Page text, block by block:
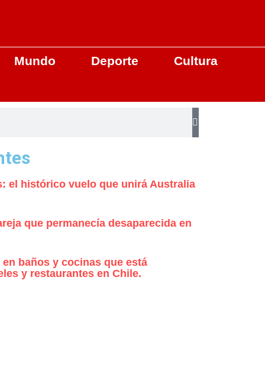
Mundo Deporte Cultura
el histórico vuelo que unirá Australia
que permanecía desaparecida en
baños y cocinas que está
y restaurantes en Chile.